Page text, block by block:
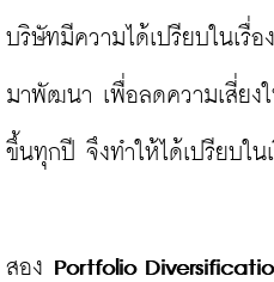
บริษัทมีความได้เปรียบในเรื่
มาพัฒนา เพื่อลดความเสี่ยง
ขึ้นทุกปี จึงทำให้ได้เปรียบใ
สอง Portfolio